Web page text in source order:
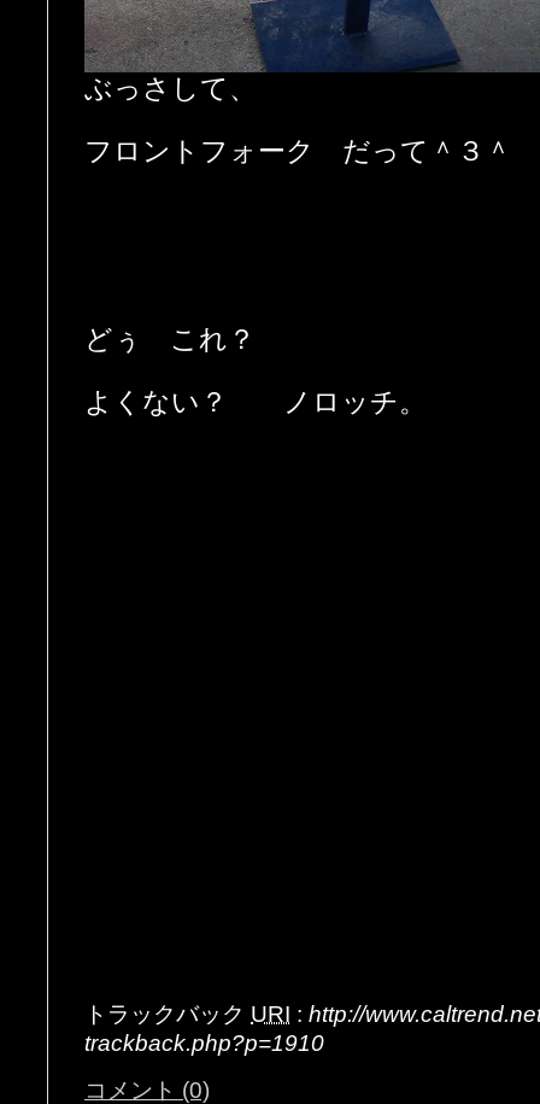
ぶっさして、
フロントフォーク だって＾３＾
どぅ これ？
よくない？ ノロッチ。
トラックバック URI : http://
trackback.php?p=1910
コメント (0)